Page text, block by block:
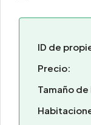
ID de
Precio:
Tamaño